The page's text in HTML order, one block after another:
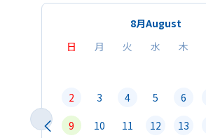
8月August
日
月 火 水 木
2
3 4 5 6
9
10 11 12 13